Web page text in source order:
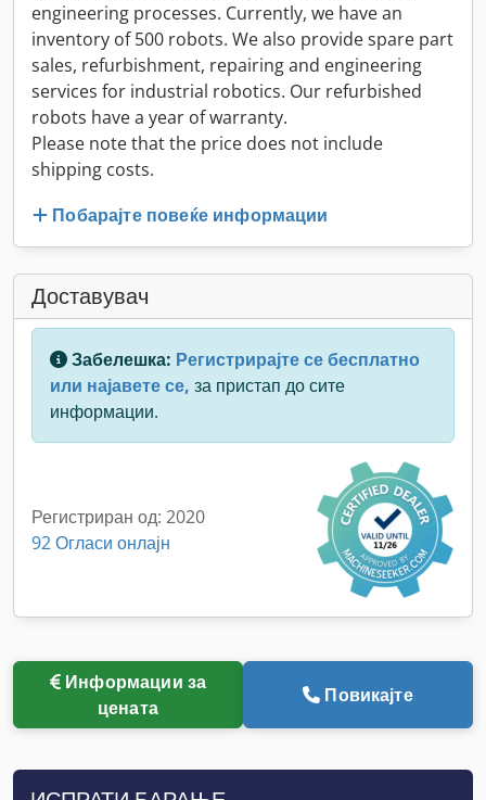
engineering processes. Currently, we have an
inventory of 500 robots. We also provide spare part
sales, refurbishment, repairing and engineering
services for industrial robotics. Our refurbished
robots have a year of warranty.
Please note that the price does not include
shipping costs.
Побарајте повеќе информации
Доставувач
Забелешка: Регистрирајте се бесплатно
или најавете се, за пристап до сите
информации.
Регистриран од: 2020
92 Огласи онлајн
Информации за
цената
Повикајте